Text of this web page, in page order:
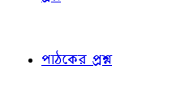
পাঠকের প্রশ্ন